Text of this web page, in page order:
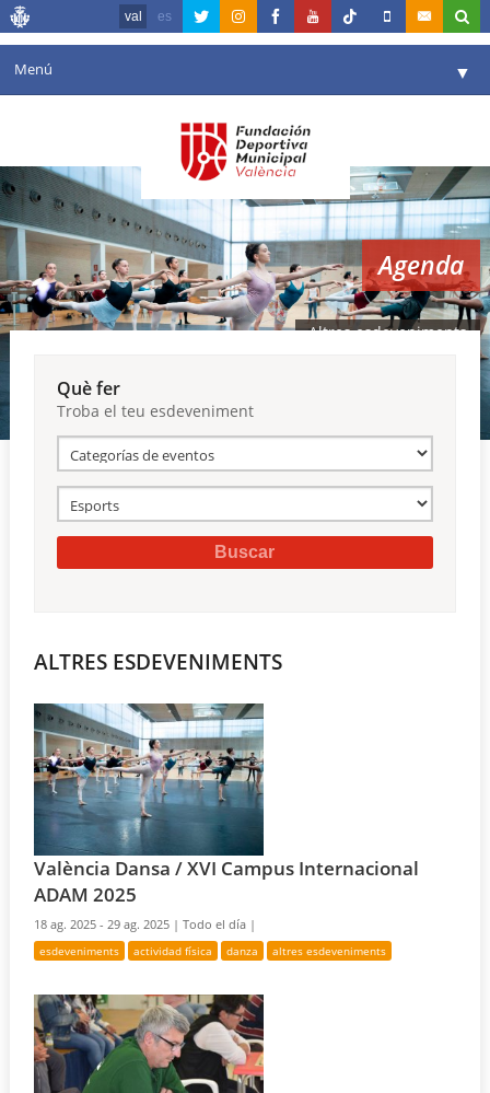
val es
Menú ▼
Agenda
Instal·lacions ▼
Comunicació ▼
València en esport ▼
Reserves
Agenda
Altres esdeveniments
Què fer
Troba el teu esdeveniment
ALTRES ESDEVENIMENTS
València Dansa / XVI Campus Internacional
ADAM 2025
18 ag. 2025 - 29 ag. 2025 |Todo el día |
esdeveniments actividad física danza altres esdeveniments